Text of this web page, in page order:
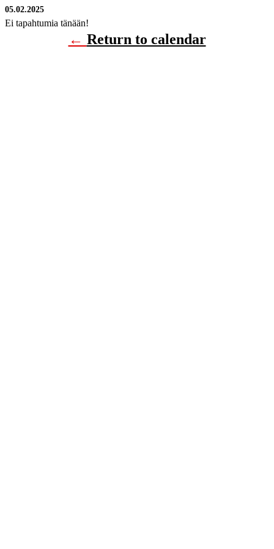
05.02.2025
Ei tapahtumia tänään!
← Return to calendar